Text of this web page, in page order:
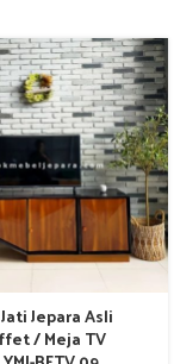
Jepara Asli
/ Meja TV